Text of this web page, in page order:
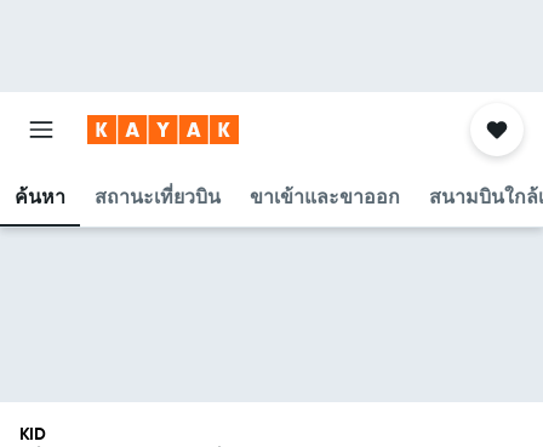
ค้นหา สถานะเที่ยวบิน ขาเข้าและขาออก สนามบินใกล้
KID